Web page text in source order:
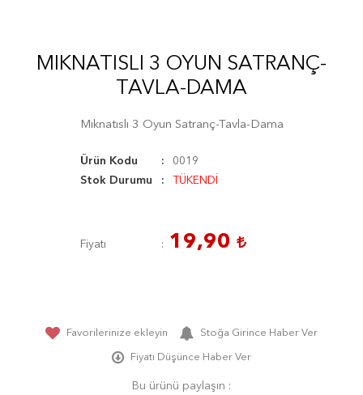
MIKNATISLI 3 OYUN SATRANÇ-
TAVLA-DAMA
Mıknatıslı 3 Oyun Satranç-Tavla-Dama
Ürün Kodu
0019
Stok Durumu
TÜKENDİ
Fiyatı 19,90
Favorilerinize ekleyin Stoğa Girince Haber Ver
Fiyatı Düşünce Haber Ver
Bu ürünü paylaşın :